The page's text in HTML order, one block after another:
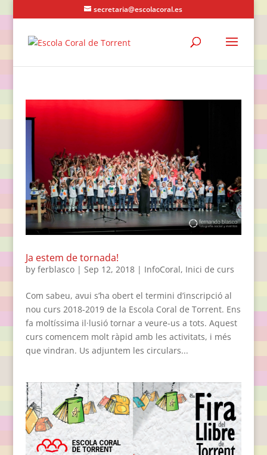
secretaria@escolacoral.es
Ja estem de tornada!
by ferblasco| Sep 12, 2018| InfoCoral, Inici de curs
Com sabeu, avui s’ha obert el termini d’inscripció al
nou curs 2018-2019 de la Escola Coral de Torrent. Ens
fa moltíssima il·lusió tornar a veure-us a tots. Aquest
curs comencem molt ràpid amb les activitats, i més
que vindran. Us adjuntem les circulars...